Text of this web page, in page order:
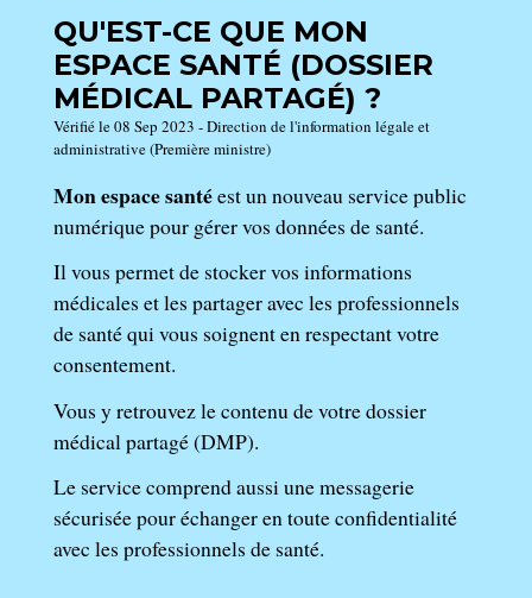
QU'EST-CE QUE MON
ESPACE SANTÉ (DOSSIER
MÉDICAL PARTAGÉ) ?
Vérifié le 08 Sep 2023 - Direction de l'information légale et
administrative (Première ministre)
Mon espace santéest un nouveau service public
numérique pour gérer vos données de santé.
Il vous permet de stocker vos informations
médicales et les partager avec les professionnels
de santé qui vous soignent en respectant votre
consentement.
Vous y retrouvez le contenu de votre dossier
médical partagé (DMP).
Le service comprend aussi une messagerie
sécurisée pour échanger en toute confidentialité
avec les professionnels de santé.